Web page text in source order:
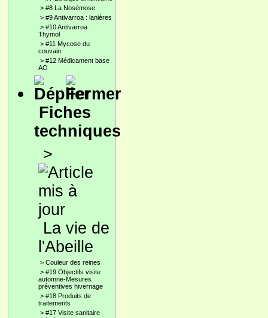
> #8 La Nosémose
> #9 Antivarroa : lanières
> #10 Antivarroa :
Thymol
> #11 Mycose du
couvain
> #12 Médicament base
AO
Fiches
techniques
>
La vie de
l'Abeille
> Couleur des reines
> #19 Objectifs visite
automne-Mesures
préventives hivernage
> #18 Produits de
traitements
> #17 Visite sanitaire